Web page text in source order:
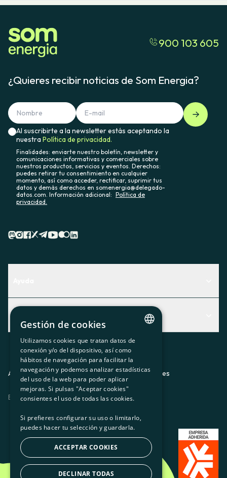
900 103 605
¿Quieres recibir noticias de Som Energia?
Al suscribirte a la newsletter estás aceptando la
nuestraPolítica de privacidad.
Finalidades: enviarte nuestro boletín, newsletter y
comunicaciones informativas y comerciales sobre
nuestros productos, servicios y eventos. Derechos:
puedes retirar tu consentimiento en cualquier
momento, así como acceder, rectificar, suprimir tus
datos y demás derechos en somenergia@delegado-
datos.com. Información adicional: Política de
privacidad.
Descubre qué servicio te encaja mejor
Contacto
Actualidad
El rincón de la socia
Prensa
Trabaja con nosotros
Aviso legalPolítica de privacidadPolítica de cookies
ES CAGLEU
CATALAN
SPANISH
GL
BASQUE
Gestión de cookies
Utilizamos cookies que tratan datos de
conexión y/o del dispositivo, así como
hábitos de navegación para facilitar la
navegación y podemos analizar estadísticas
del uso de la web para poder aplicar
mejoras. Si pulsas "Aceptar cookies"
consientes el uso de todas las cookies.
Si prefieres configurar su uso o limitarlo,
puedes hacer tu selección y guardarla.
ACCEPTAR COOKIES
DECLINAR TODAS